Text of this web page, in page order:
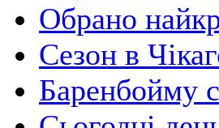
Обрано
Сезон в
Баренбойму